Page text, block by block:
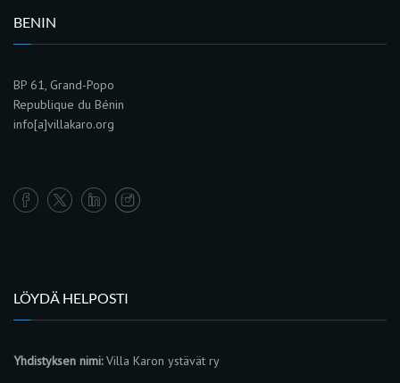
BENIN
BP 61, Grand-Popo
Republique du Bénin
info[a]villakaro.org
LÖYDÄ HELPOSTI
Yhdistyksen nimi:Villa Karon ystävät ry